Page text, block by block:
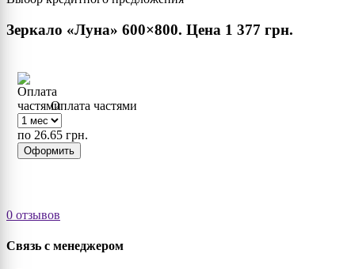
Зеркало «Луна» 600×800. Цена 1 377 грн.
Оплата частями
по 26.65 грн.
Оформить
0 отзывов
Связь с менеджером